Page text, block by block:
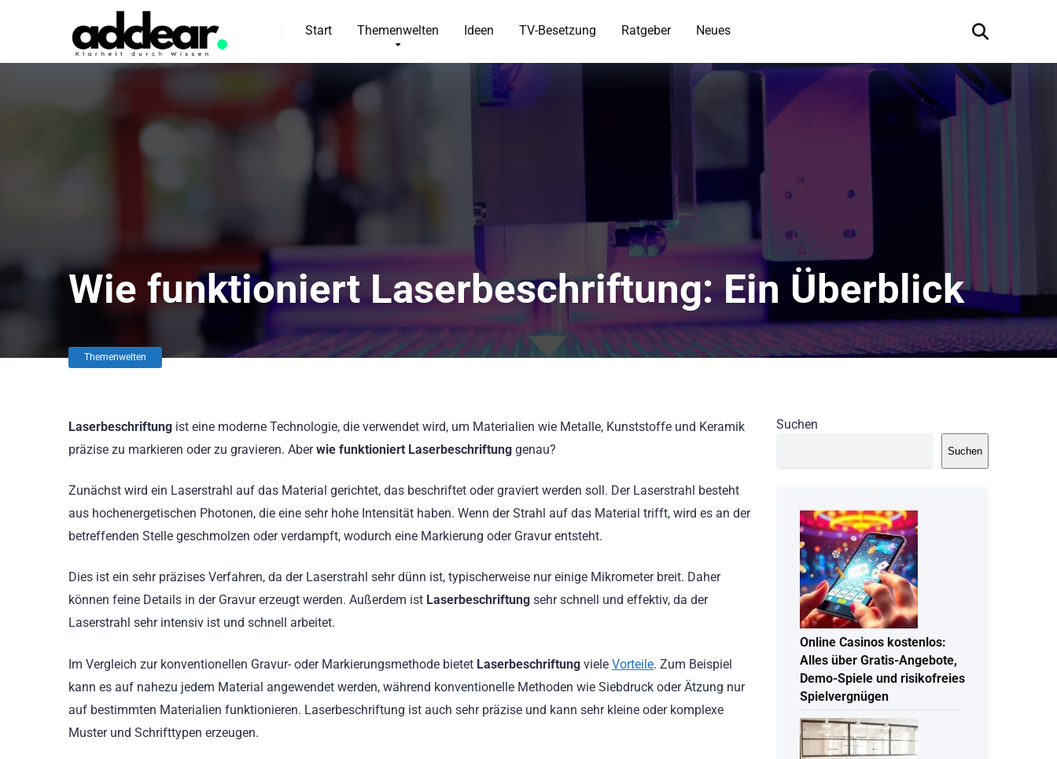
Start Themenwelten Ideen TV-Besetzung Ratgeber Neues
Wie funktioniert Laserbeschriftung: Ein Überblick
Themenwelten
Laserbeschriftung ist eine moderne Technologie, die verwendet wird, um Materialien wie Metalle, Kunststoffe und Keramik
präzise zu markieren oder zu gravieren. Aberwie funktioniert Laserbeschriftung genau?
Zunächst wird ein Laserstrahl auf das Material gerichtet, das beschriftet oder graviert werden soll. Der Laserstrahl besteht
aus hochenergetischen Photonen, die eine sehr hohe Intensität haben. Wenn der Strahl auf das Material trifft, wird es an der
betreffenden Stelle geschmolzen oder verdampft, wodurch eine Markierung oder Gravur entsteht.
Dies ist ein sehr präzises Verfahren, da der Laserstrahl sehr dünn ist, typischerweise nur einige Mikrometer breit. Daher
können feine Details in der Gravur erzeugt werden. Außerdem ist Laserbeschriftung sehr schnell und effektiv, da der
Laserstrahl sehr intensiv ist und schnell arbeitet.
Im Vergleich zur konventionellen Gravur- oder Markierungsmethode bietet Laserbeschriftung viele Vorteile. Zum Beispiel
kann es auf nahezu jedem Material angewendet werden, während konventionelle Methoden wie Siebdruck oder Ätzung nur
auf bestimmten Materialien funktionieren. Laserbeschriftung ist auch sehr präzise und kann sehr kleine oder komplexe
Muster und Schrifttypen erzeugen.
Suchen
Suchen
Online Casinos kostenlos:
Alles über Gratis-Angebote,
Demo-Spiele und risikofreies
Spielvergnügen